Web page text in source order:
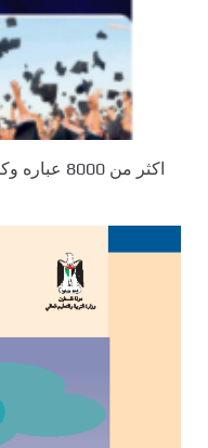
اكثر من 8000 عباره وكلمة انجليزية مترجمة